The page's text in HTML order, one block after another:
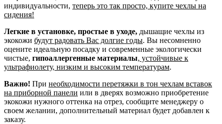
индивидуальности, теперь это так просто, купите чехлы на
сидения!
Легкие в установке, простые в уходе, дышащие чехлы из
экокожи будут радовать Вас долгие годы. Вы несомненно
оцените идеальную посадку и современные экологически
чистые, гипоаллергенные материалы, устойчивые к
ультрафиолету, низким и высоким температурам.
Важно! При необходимости перетяжки в тон чехлам вставок
на приборной панели или в дверях возможно приобретение
экокожи нужного оттенка на отрез, сообщите менеджеру о
своем желании, дополнительный материал будет добавлен к
заказу.